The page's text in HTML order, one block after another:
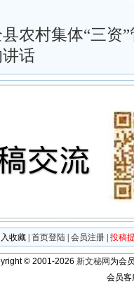
农村集体“三资
话
收藏 首页登陆 会员注册 投稿
© 2001-2026 新文秘网 为会
会员